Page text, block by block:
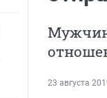
23 августа